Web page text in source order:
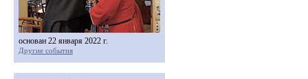
основан 22 января 2022 г.
Другие события